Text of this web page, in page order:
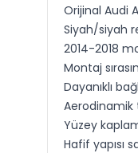
Orijinal Audi
Siyah/siyah
2014-2018
Montaj
Dayanıklı
Aerodinamik
Yüzey
Hafif yapısı